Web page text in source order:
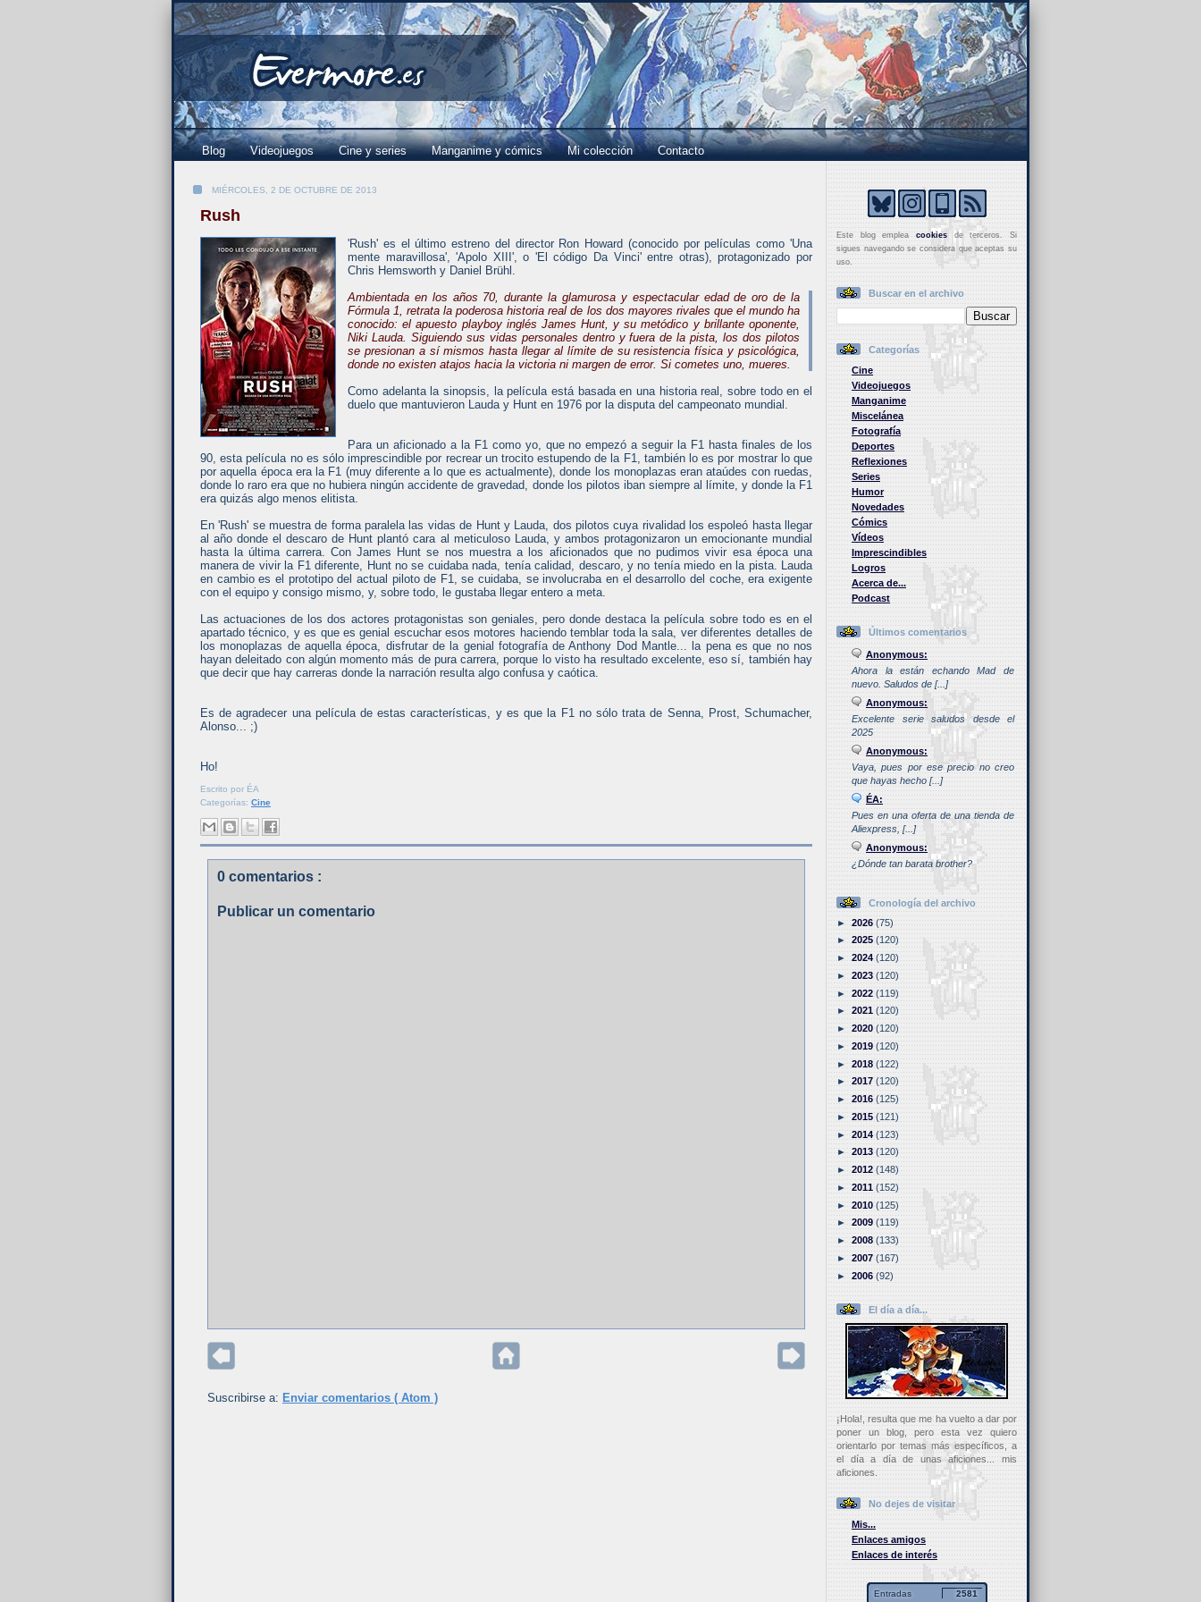
Blog Videojuegos Cine y series Manganime y cómics Mi colección Contacto
MIÉRCOLES, 2 DE OCTUBRE DE 2013
Rush
'Rush' es el último estreno del director Ron Howard (conocido por películas como 'Una
mente maravillosa', 'Apolo XIII', o 'El código Da Vinci' entre otras), protagonizado por
Chris Hemsworth y Daniel Brühl.
Ambientada en los años 70, durante la glamurosa y espectacular edad de oro de la
Fórmula 1, retrata la poderosa historia real de los dos mayores rivales que el mundo ha
conocido: el apuesto playboy inglés James Hunt, y su metódico y brillante oponente,
Niki Lauda. Siguiendo sus vidas personales dentro y fuera de la pista, los dos pilotos
se presionan a sí mismos hasta llegar al límite de su resistencia física y psicológica,
donde no existen atajos hacia la victoria ni margen de error. Si cometes uno, mueres.
Como adelanta la sinopsis, la película está basada en una historia real, sobre todo en el
duelo que mantuvieron Lauda y Hunt en 1976 por la disputa del campeonato mundial.
Para un aficionado a la F1 como yo, que no empezó a seguir la F1 hasta finales de los
90, esta película no es sólo imprescindible por recrear un trocito estupendo de la F1, también lo es por mostrar lo que
por aquella época era la F1 (muy diferente a lo que es actualmente), donde los monoplazas eran ataúdes con ruedas,
donde lo raro era que no hubiera ningún accidente de gravedad, donde los pilotos iban siempre al límite, y donde la F1
era quizás algo menos elitista.
En 'Rush' se muestra de forma paralela las vidas de Hunt y Lauda, dos pilotos cuya rivalidad los espoleó hasta llegar
al año donde el descaro de Hunt plantó cara al meticuloso Lauda, y ambos protagonizaron un emocionante mundial
hasta la última carrera. Con James Hunt se nos muestra a los aficionados que no pudimos vivir esa época una
manera de vivir la F1 diferente, Hunt no se cuidaba nada, tenía calidad, descaro, y no tenía miedo en la pista. Lauda
en cambio es el prototipo del actual piloto de F1, se cuidaba, se involucraba en el desarrollo del coche, era exigente
con el equipo y consigo mismo, y, sobre todo, le gustaba llegar entero a meta.
Las actuaciones de los dos actores protagonistas son geniales, pero donde destaca la película sobre todo es en el
apartado técnico, y es que es genial escuchar esos motores haciendo temblar toda la sala, ver diferentes detalles de
los monoplazas de aquella época, disfrutar de la genial fotografía de Anthony Dod Mantle... la pena es que no nos
hayan deleitado con algún momento más de pura carrera, porque lo visto ha resultado excelente, eso sí, también hay
que decir que hay carreras donde la narración resulta algo confusa y caótica.
Es de agradecer una película de estas características, y es que la F1 no sólo trata de Senna, Prost, Schumacher,
Alonso... ;)
Ho!
Escrito por ÉA
Categorías: Cine
0 comentarios :
Publicar un comentario
Suscribirse a: Enviar comentarios ( Atom )
Este blog empleacookies de terceros. Si
sigues navegando se considera que aceptas su
uso.
Buscar en el archivo
Categorías
Cine
Videojuegos
Manganime
Miscelánea
Fotografía
Deportes
Reflexiones
Series
Humor
Novedades
Cómics
Vídeos
Imprescindibles
Logros
Acerca de...
Podcast
Últimos comentarios
Anonymous:
Ahora la están echando Mad de
nuevo. Saludos de [...]
Anonymous:
Excelente serie saludos desde el
2025
Anonymous:
Vaya, pues por ese precio no creo
que hayas hecho [...]
ÉA:
Pues en una oferta de una tienda de
Aliexpress, [...]
Anonymous:
¿Dónde tan barata brother?
Cronología del archivo
►2026(75)
►2025(120)
►2024(120)
►2023(120)
►2022(119)
►2021(120)
►2020(120)
►2019(120)
►2018(122)
►2017(120)
►2016(125)
►2015(121)
►2014(123)
►2013(120)
►2012(148)
►2011(152)
►2010(125)
►2009(119)
►2008(133)
►2007(167)
►2006(92)
El día a día...
¡Hola!, resulta que me ha vuelto a dar por
poner un blog, pero esta vez quiero
orientarlo por temas más específicos, a
el día a día de unas aficiones... mis
aficiones.
No dejes de visitar
Mis...
Enlaces amigos
Enlaces de interés
Entradas 2581